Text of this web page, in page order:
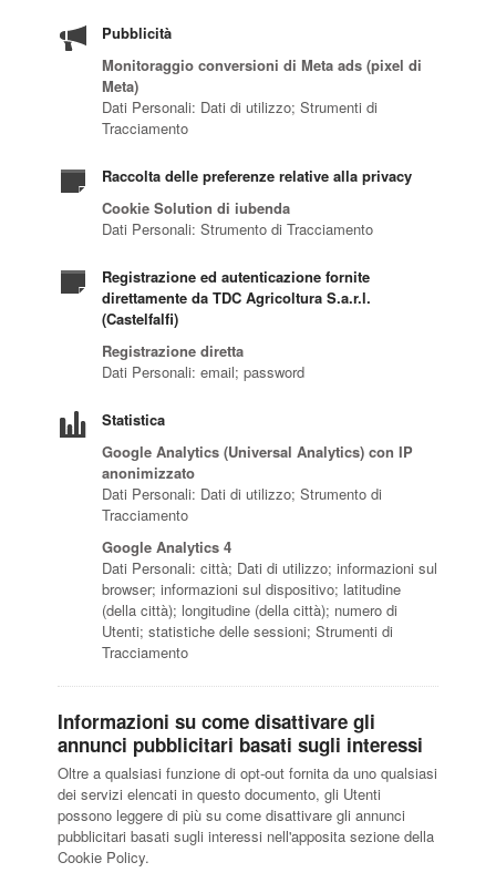
Pubblicità
Monitoraggio conversioni di Meta ads (pixel di
Meta)
Dati Personali: Dati di utilizzo; Strumenti di
Tracciamento
Raccolta delle preferenze relative alla privacy
Cookie Solution di iubenda
Dati Personali: Strumento di Tracciamento
Registrazione ed autenticazione fornite
direttamente da TDC Agricoltura S.a.r.l.
(Castelfalfi)
Registrazione diretta
Dati Personali: email; password
Statistica
Google Analytics (Universal Analytics) con IP
anonimizzato
Dati Personali: Dati di utilizzo; Strumento di
Tracciamento
Google Analytics 4
Dati Personali: città; Dati di utilizzo; informazioni sul
browser; informazioni sul dispositivo; latitudine
(della città); longitudine (della città); numero di
Utenti; statistiche delle sessioni; Strumenti di
Tracciamento
Informazioni su come disattivare gli
annunci pubblicitari basati sugli interessi
Oltre a qualsiasi funzione di opt-out fornita da uno qualsiasi
dei servizi elencati in questo documento, gli Utenti
possono leggere di più su come disattivare gli annunci
pubblicitari basati sugli interessi nell'apposita sezione della
Cookie Policy.